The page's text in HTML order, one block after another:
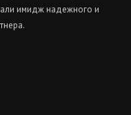
имидж надежного и